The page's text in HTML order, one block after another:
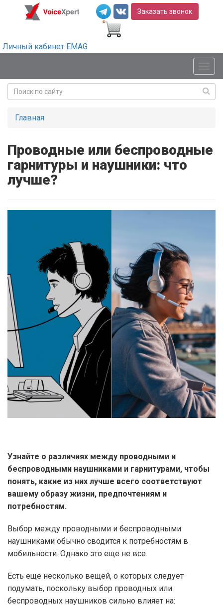
Заказать звонок
Личный кабинет EMAG
Главная
Проводные или беспроводные
гарнитуры и наушники: что
лучше?
Узнайте о различиях между проводными и
беспроводными наушниками и гарнитурами, чтобы
понять, какие из них лучше всего соответствуют
вашему образу жизни, предпочтениям и
потребностям.
Выбор между проводными и беспроводными
наушниками обычно сводится к потребностям в
мобильности. Однако это еще не все.
Есть еще несколько вещей, о которых следует
подумать, поскольку выбор проводных или
беспроводных наушников сильно влияет на: